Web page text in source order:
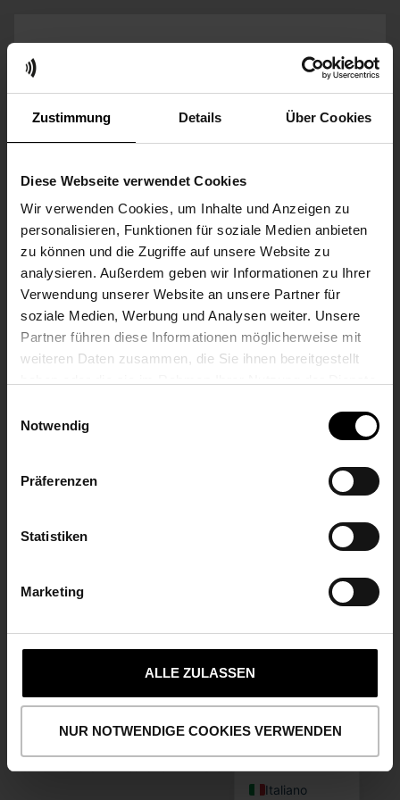
Zustimmung Details Über Cookies
Diese Webseite verwendet Cookies
Wir verwenden Cookies, um Inhalte und Anzeigen zu
personalisieren, Funktionen für soziale Medien anbieten
zu können und die Zugriffe auf unsere Website zu
analysieren. Außerdem geben wir Informationen zu Ihrer
Verwendung unserer Website an unsere Partner für
soziale Medien, Werbung und Analysen weiter. Unsere
Partner führen diese Informationen möglicherweise mit
weiteren Daten zusammen, die Sie ihnen bereitgestellt
Notwendig
Präferenzen
Statistiken
Marketing
ALLE ZULASSEN
NUR NOTWENDIGE COOKIES VERWENDEN
nella fornitura di sistemi innovativi di
comunicazione, informazione e sicurezza.
Prodotto in Germania .
Funkwerk utilizza concetti personalizzati per
controllare e razionalizzare i processi operativi nei
settori della mobilità e delle infrastrutture digitali.
CONTATTATECI
Im Funkwerk 5
+49 3635 458-0
PROTEZIONE DEI DATI
<?xml version="1.0"?<?xml version="1.0"?
Italiano
Deutsch
English (UK)
Español